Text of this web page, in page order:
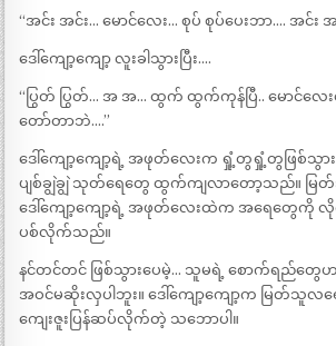
“အင်း အင်း… မောင်လေး… စုပ် စုပ်ပေးဘာ…. အင်း အ
ဒေါ်ကျော့ကျော့ လူးခါသွားပြီး….
“ပြွတ် ပြွတ်… အ အ… ထွက် ထွက်ကုန်ပြီ.. မောင်လေး
တော်တာဘဲ….”
ဒေါ်ကျော့ကျော့ရဲ့ အဖုတ်လေးက ရှုံ့တွရှုံ့တွဖြစ်သွ
ပျစ်ချွဲချွဲ သုတ်ရေတွေ ထွက်ကျလာတော့သည်။ မြ
ဒေါ်ကျော့ကျော့ရဲ့ အဖုတ်လေးထဲက အရေတွေကို လို
ပစ်လိုက်သည်။
နင်တင်တင် ဖြစ်သွားပေမဲ့… သူမရဲ့ စောက်ရည်တွ
အဝင်မဆိုးလှပါဘူး။ ဒေါ်ကျော့ကျော့က မြတ်သူ
ကျေးဇူးပြန်ဆပ်လိုက်တဲ့ သဘောပါ။